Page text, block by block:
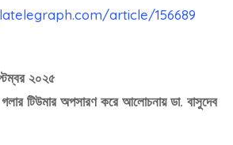
article/156689
২০২৫
টিউমার অপসারণ করে আলোচনায় ডা. বাসুদেব